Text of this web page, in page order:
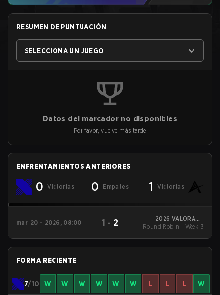
RESUMEN DE PUNTUACIÓN
SELECCIONA UN JUEGO
Datos del marcador no disponibles
Por favor, vuelve más tarde
ENFRENTAMIENTOS ANTERIORES
0 Victorias 0 Empates 1 Victorias
mar. 20 - 2026, 08:00 1 - 2
2026 VALORANT
Challengers Korea:
Round Robin - Week 3
FORMA RECIENTE
7/10 W W W W W W L L L W